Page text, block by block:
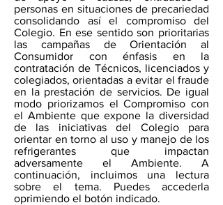
personas en situaciones de precariedad
consolidando así el compromiso del
Colegio. En ese sentido son prioritarias
las campañas de Orientación al
Consumidor con énfasis en la
contratación de Técnicos, licenciados y
colegiados, orientadas a evitar el fraude
en la prestación de servicios. De igual
modo priorizamos el Compromiso con
el Ambiente que expone la diversidad
de las iniciativas del Colegio para
orientar en torno al uso y manejo de los
refrigerantes que impactan
adversamente el Ambiente. A
continuación, incluimos una lectura
sobre el tema. Puedes accederla
oprimiendo el botón indicado.